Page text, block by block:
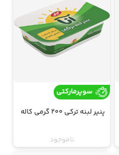
سوپرمارکتی
پنیر لبنه ترکی 200 گرمی کاله
ناموجود